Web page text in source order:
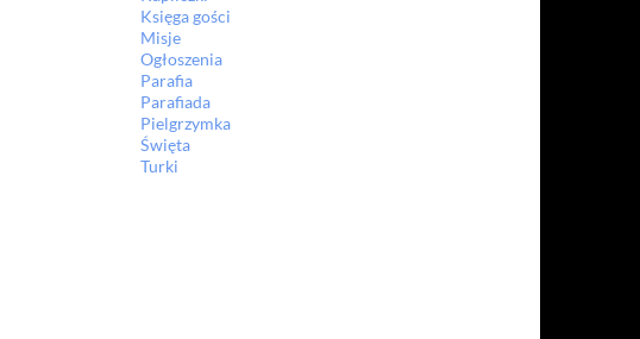
Księga gości
Misje
Ogłoszenia
Parafia
Parafiada
Pielgrzymka
Święta
Turki